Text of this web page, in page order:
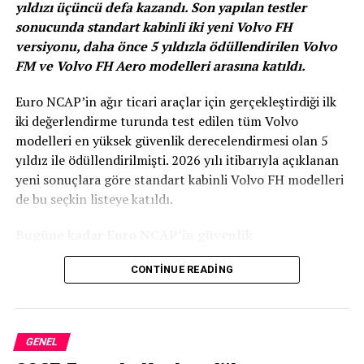
Yaklaşık 10 yıl önce ZEO lansmanını gerçekleştiren
Renault Grubu, bugün 8 farklı model olmak üzere 350
bin araçla dünyanın dört bir yanında elektrikli mobilite
sunuyor. Grup Elektrikli ürün gamına ek olarak, Clio,
Captur, Yeni Mégane ve Yeni Mégane Estate modellerle
E-TECH Hibrit ve Plug-in Hibrit teknolojisine sahip
yıldızı üçüncü defa kazandı. Son yapılan testler
sonucunda standart kabinli iki yeni Volvo FH
versiyonu, daha önce 5 yıldızla ödüllendirilen Volvo
FM ve Volvo FH Aero modelleri arasına katıldı.
Euro NCAP’in ağır ticari araçlar için gerçekleştirdiği ilk
iki değerlendirme turunda test edilen tüm Volvo
modelleri en yüksek güvenlik derecelendirmesi olan 5
yıldız ile ödüllendirilmişti. 2026 yılı itibarıyla açıklanan
yeni sonuçlara göre standart kabinli Volvo FH modelleri
de bu seçkin listeye katıldı.
değerlendirmesinden 5 yıldız alan Volvo Trucks
Volvo FM 4×2 çekici
Volvo FM 6×2 kamyon
CONTINUE READING
GENEL